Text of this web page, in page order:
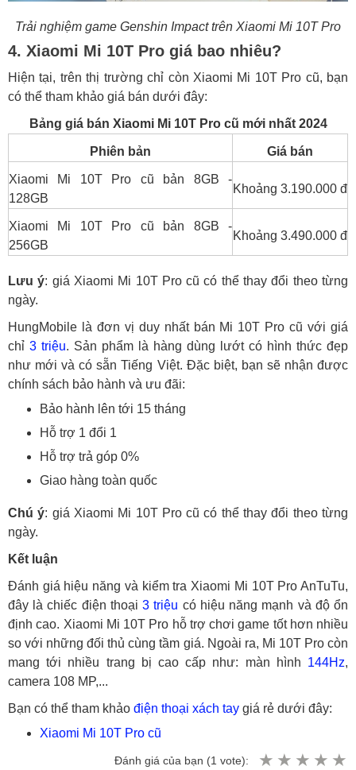
Trải nghiệm game Genshin Impact trên Xiaomi Mi 10T Pro
4. Xiaomi Mi 10T Pro giá bao nhiêu?
Hiện tại, trên thị trường chỉ còn Xiaomi Mi 10T Pro cũ, bạn
có thể tham khảo giá bán dưới đây:
Bảng giá bán Xiaomi Mi 10T Pro cũ mới nhất 2024
Phiên bản Giá bán
Xiaomi Mi 10T Pro cũ bản 8GB -
128GB
Khoảng 3.190.000 đ
Xiaomi Mi 10T Pro cũ bản 8GB -
256GB
Khoảng 3.490.000 đ
Lưu ý: giá Xiaomi Mi 10T Pro cũ có thể thay đổi theo từng
ngày.
HungMobile là đơn vị duy nhất bán Mi 10T Pro cũ với giá
chỉ 3 triệu. Sản phẩm là hàng dùng lướt có hình thức đẹp
như mới và có sẵn Tiếng Việt. Đặc biệt, bạn sẽ nhận được
chính sách bảo hành và ưu đãi:
Bảo hành lên tới 15 tháng
Hỗ trợ 1 đổi 1
Hỗ trợ trả góp 0%
Giao hàng toàn quốc
Chú ý: giá Xiaomi Mi 10T Pro cũ có thể thay đổi theo từng
ngày.
Kết luận
Đánh giá hiệu năng và kiểm tra Xiaomi Mi 10T Pro AnTuTu,
đây là chiếc điện thoại3 triệu có hiệu năng mạnh và độ ổn
định cao. Xiaomi Mi 10T Pro hỗ trợ chơi game tốt hơn nhiều
so với những đối thủ cùng tầm giá. Ngoài ra, Mi 10T Pro còn
mang tới nhiều trang bị cao cấp như: màn hình 144Hz,
camera 108 MP,...
Bạn có thể tham khảo điện thoại xách tay giá rẻ dưới đây:
Xiaomi Mi 10T Pro cũ
Đánh giá của bạn (1 vote):